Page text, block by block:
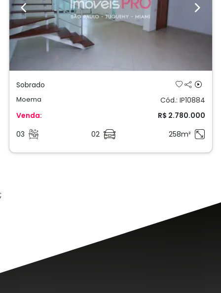
Previous Next
Sobrado
Moema
Cód.: IP10884
Venda:
R$ 2.780.000
03
02 258m²
;